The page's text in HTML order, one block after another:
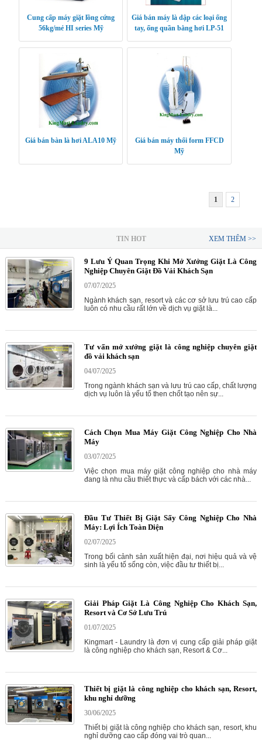
Cung cấp máy giặt lồng cứng
56kg/mẻ HI series Mỹ
Giá bán máy là dập các loại ống
tay, ống quần bằng hơi LP-51
Giá bán bàn là hơi ALA10 Mỹ
Giá bán máy thổi form FFCD
Mỹ
1 2
TIN HOT XEM THÊM >>
9 Lưu Ý Quan Trọng Khi Mở Xưởng Giặt Là Công
Nghiệp Chuyên Giặt Đồ Vải Khách Sạn
07/07/2025
Ngành khách sạn, resort và các cơ sở lưu trú cao cấp
luôn có nhu cầu rất lớn về dịch vụ giặt là...
Tư vấn mở xưởng giặt là công nghiệp chuyên giặt
đồ vải khách sạn
04/07/2025
Trong ngành khách sạn và lưu trú cao cấp, chất lượng
dịch vụ luôn là yếu tố then chốt tạo nên sự...
Cách Chọn Mua Máy Giặt Công Nghiệp Cho Nhà
Máy
03/07/2025
Việc chọn mua máy giặt công nghiệp cho nhà máy
đang là nhu cầu thiết thực và cấp bách với các nhà...
Đầu Tư Thiết Bị Giặt Sấy Công Nghiệp Cho Nhà
Máy: Lợi Ích Toàn Diện
02/07/2025
Trong bối cảnh sản xuất hiện đại, nơi hiệu quả và vệ
sinh là yếu tố sống còn, việc đầu tư thiết bị...
Giải Pháp Giặt Là Công Nghiệp Cho Khách Sạn,
Resort và Cơ Sở Lưu Trú
01/07/2025
Kingmart - Laundry là đơn vị cung cấp giải pháp giặt
là công nghiệp cho khách sạn, Resort & Cơ...
Thiết bị giặt là công nghiệp cho khách sạn, Resort,
khu nghỉ dưỡng
30/06/2025
Thiết bị giặt là công nghiệp cho khách sạn, resort, khu
nghỉ dưỡng cao cấp đóng vai trò quan...